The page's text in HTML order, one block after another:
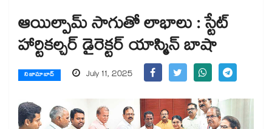
ఆయిల్పామ్ సాగుతో లాభాలు : స్టేట్
హార్టికల్చర్ డైరెక్టర్ యాస్మిన్ బాషా
నిజామాబాద్ July 11, 2025